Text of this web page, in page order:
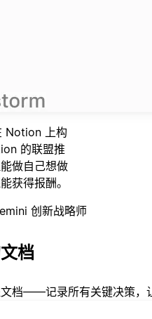
Notion 上构
的联盟推
做自己想做
获得报酬。
创新战略师
档
档——记录所有关键决策，